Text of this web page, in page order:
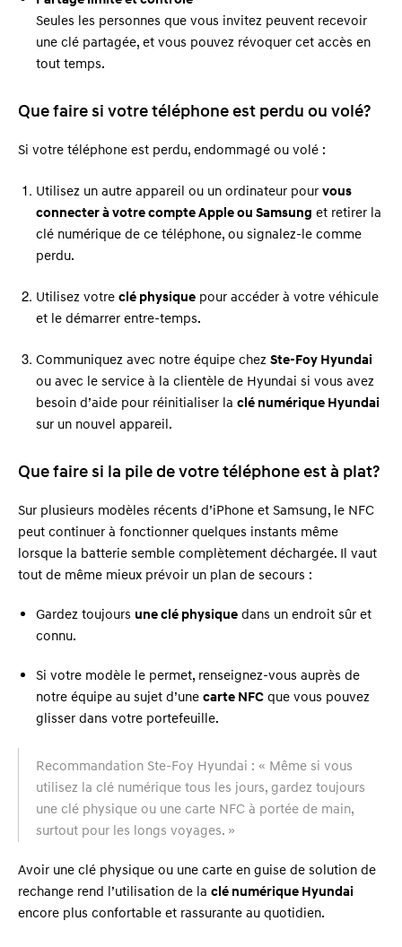
Seules les personnes que vous invitez peuvent recevoir
une clé partagée, et vous pouvez révoquer cet accès en
tout temps.
Que faire si votre téléphone est perdu ou volé?
Si votre téléphone est perdu, endommagé ou volé :
Utilisez un autre appareil ou un ordinateur pour vous
connecter à votre compte Apple ou Samsung et retirer la
clé numérique de ce téléphone, ou signalez-le comme
perdu.
Utilisez votre clé physique pour accéder à votre véhicule
et le démarrer entre-temps.
Communiquez avec notre équipe chez Ste-Foy Hyundai
ou avec le service à la clientèle de Hyundai si vous avez
besoin d’aide pour réinitialiser la clé numérique Hyundai
sur un nouvel appareil.
Que faire si la pile de votre téléphone est à plat?
Sur plusieurs modèles récents d’iPhone et Samsung, le NFC
peut continuer à fonctionner quelques instants même
lorsque la batterie semble complètement déchargée. Il vaut
tout de même mieux prévoir un plan de secours :
Gardez toujours une clé physique dans un endroit sûr et
connu.
Si votre modèle le permet, renseignez-vous auprès de
notre équipe au sujet d’une carte NFC que vous pouvez
glisser dans votre portefeuille.
Recommandation Ste-Foy Hyundai : « Même si vous
utilisez la clé numérique tous les jours, gardez toujours
une clé physique ou une carte NFC à portée de main,
surtout pour les longs voyages. »
Avoir une clé physique ou une carte en guise de solution de
rechange rend l’utilisation de la clé numérique Hyundai
encore plus confortable et rassurante au quotidien.